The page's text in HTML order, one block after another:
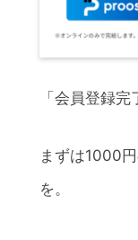
「会員登録
まずは1000
を。